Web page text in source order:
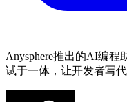
Anysphere推出的AI编程
试于一体，让开发者写